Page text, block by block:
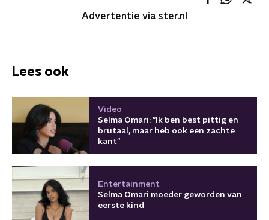
Advertentie via ster.nl
Lees ook
Video
Selma Omari: "Ik ben best pittig en
brutaal, maar heb ook een zachte
kant"
Entertainment
Selma Omari moeder geworden van
eerste kind